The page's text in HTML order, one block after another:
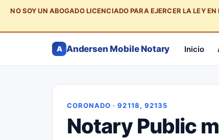
NO SOY UN ABOGADO LICENCIADO PARA EJERCER LA LEY
A Andersen Mobile Notary Inicio
CORONADO · 92118, 92135
Notary Public